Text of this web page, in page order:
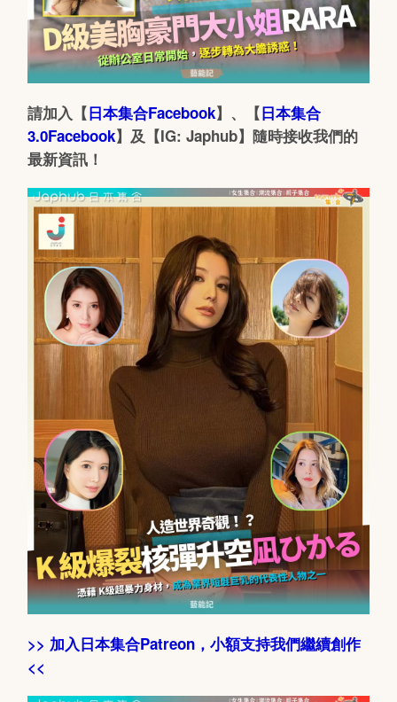
請加入【日本集合Facebook】、【日本集合
3.0Facebook】及【IG: Japhub】隨時接收我們的
最新資訊！
>> 加入日本集合Patreon，小額支持我們繼續創作
<<